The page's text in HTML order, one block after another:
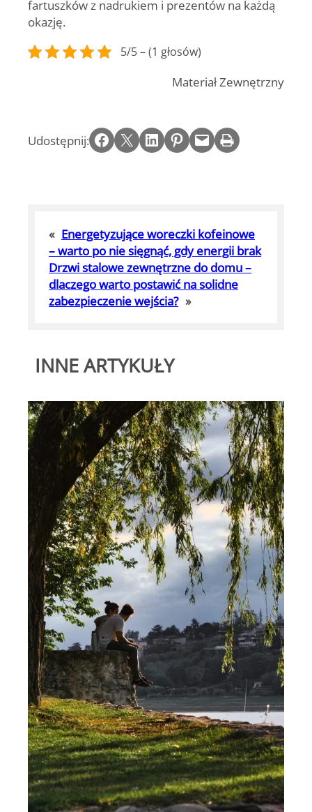
fartuszków z nadrukiem i prezentów na każdą
okazję.
5/5 – (1 głosów)
Materiał Zewnętrzny
Udostępnij: Share on Facebook Email this Page Share on LinkedIn Share on Pinterest Email this Page Print this Page
« Energetyzujące woreczki kofeinowe
– warto po nie sięgnąć, gdy energii brak
Drzwi stalowe zewnętrzne do domu –
dlaczego warto postawić na solidne
zabezpieczenie wejścia? »
INNE ARTYKUŁY